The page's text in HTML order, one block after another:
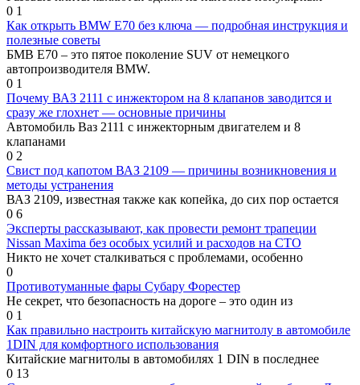
0 1
Как открыть BMW E70 без ключа — подробная инструкция и
полезные советы
БМВ Е70 – это пятое поколение SUV от немецкого
автопроизводителя BMW.
0 1
Почему ВАЗ 2111 с инжектором на 8 клапанов заводится и
сразу же глохнет — основные причины
Автомобиль Ваз 2111 с инжекторным двигателем и 8
клапанами
0 2
Свист под капотом ВАЗ 2109 — причины возникновения и
методы устранения
ВАЗ 2109, известная также как копейка, до сих пор остается
0 6
Эксперты рассказывают, как провести ремонт трапеции
Nissan Maxima без особых усилий и расходов на СТО
Никто не хочет сталкиваться с проблемами, особенно
0
Противотуманные фары Субару Форестер
Не секрет, что безопасность на дороге – это один из
0 1
Как правильно настроить китайскую магнитолу в автомобиле
1DIN для комфортного использования
Китайские магнитолы в автомобилях 1 DIN в последнее
0 13